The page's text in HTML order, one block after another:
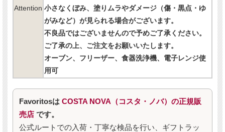
Attention 小さなくぼみ、塗りムラやダメージ（傷・黒点・ゆ
がみなど）が見られる場合がございます。
不良品ではございませんので予めご了承ください。
ご了承の上、ご注文をお願いいたします。
オーブン、フリーザー、食器洗浄機、電子レンジ使
用可
Favoritosは COSTA NOVA（コスタ・ノバ）の正規販
売店 です。
公式ルートでの入荷・丁寧な検品を行い、ギフトラッ